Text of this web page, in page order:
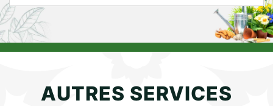
AUTRES SERVICES